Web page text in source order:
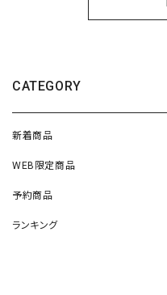
CATEGORY
新着商品
WEB限定商品
予約商品
ランキング